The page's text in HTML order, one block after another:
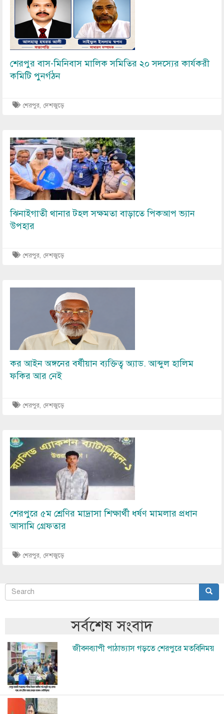
শেরপুর বাস-মিনিবাস মালিক সমিতির ২০ সদস্যের কার্যকরী
কমিটি পুনর্গঠন
শেরপুর, দেশজুড়ে
Image
ঝিনাইগাতী থানার টহল সক্ষমতা বাড়াতে পিকআপ ভ্যান
উপহার
শেরপুর, দেশজুড়ে
কর আইন অঙ্গনের বর্ষীয়ান ব্যক্তিত্ব অ্যাড. আব্দুল হালিম
ফকির আর নেই
শেরপুর, দেশজুড়ে
Image
শেরপুরে ৫ম শ্রেণির মাদ্রাসা শিক্ষার্থী ধর্ষণ মামলার প্রধান
আসামি গ্রেফতার
শেরপুর, দেশজুড়ে
অনুসন্ধান
Search
সর্বশেষ সংবাদ
Image জীবনব্যাপী পাঠাভ্যাস গড়তে শেরপুরে মতবিনিময়
Image